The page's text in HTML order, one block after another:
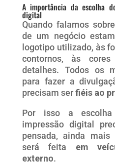
A importância da escolha
digital
Quando falamos
de um negócio
logotipo utilizado, às
contornos, às
detalhes. Todos os
para fazer a
precisam serfiéis ao
Por isso a
impressão digital
pensada, ainda
será feita em
externo.